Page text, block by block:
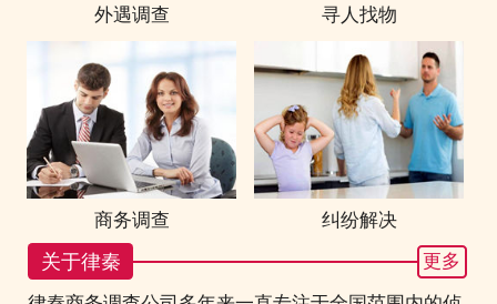
外遇调查 寻人找物
商务调查 纠纷解决
关于律秦
更多